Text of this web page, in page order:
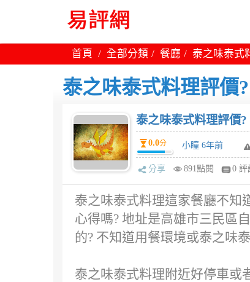
首頁 全部分類 餐廳 泰之味泰式
泰之味泰式料理評價
泰之味泰式料理評價
0.0分 小瞳 6年前
分享 891點閱 0 評
泰之味泰式料理這家餐廳不知
心得嗎? 地址是高雄市三民區
的? 不知道用餐環境或泰之味
泰之味泰式料理附近好停車或